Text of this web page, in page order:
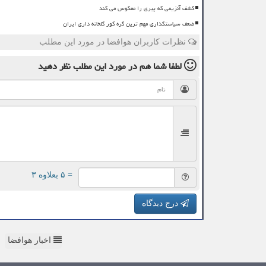
کشف آنزیمی که پیری را معکوس می کند
ضعف سیاستگذاری مهم ترین گره کور گلخانه داری ایران
نظرات کاربران هوافضا در مورد این مطلب
لطفا شما همدر مورد این مطلبنظر دهید
= ۵ بعلاوه ۳
درج دیدگاه
اخبار هوافضا